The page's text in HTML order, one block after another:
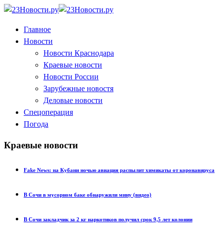
Главное
Новости
Новости Краснодара
Краевые новости
Новости России
Зарубежные новостя
Деловые новости
Спецоперация
Погода
Краевые новости
Fake News: на Кубани ночью авиация распылит химикаты от коронавируса
В Сочи в мусорном баке обнаружили мину (видео)
В Сочи закладчик за 2 кг наркотиков получил срок 9,5 лет колонии